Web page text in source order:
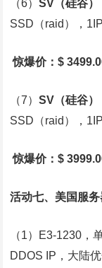
（6）SV （硅谷）
SSD（raid），
惊爆价：$
（7）SV （硅谷）
SSD（raid），
惊爆价：$
活动七、美国服
（1）E3-1230，
DDOS IP，大陆